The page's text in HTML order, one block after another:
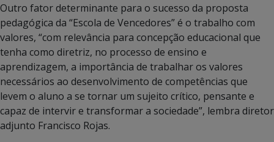
Outro fator determinante para o sucesso da proposta
pedagógica da “Escola de Vencedores” é o trabalho com
valores, “com relevância para concepção educacional que
tenha como diretriz, no processo de ensino e
aprendizagem, a importância de trabalhar os valores
necessários ao desenvolvimento de competências que
levem o aluno a se tornar um sujeito crítico, pensante e
capaz de intervir e transformar a sociedade”, lembra diretor
adjunto Francisco Rojas.